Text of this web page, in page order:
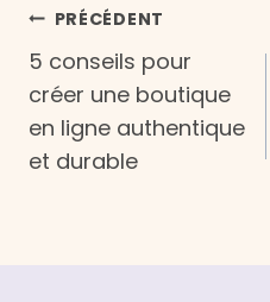
Navigation
de
l’article
PRÉCÉDENT
5 conseils pour
créer une boutique
en ligne authentique
et durable